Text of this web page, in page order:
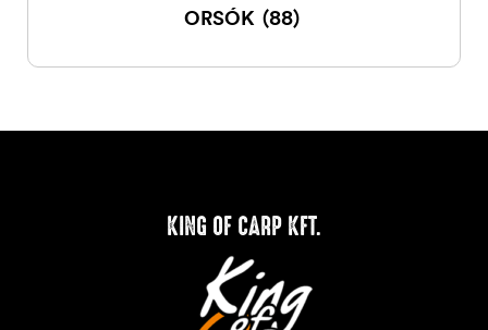
ORSÓK (88)
KING OF CARP KFT.